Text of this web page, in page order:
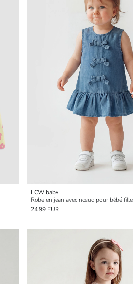
LCW baby
Robe en jean avec nœud pour bébé fille
24.99 EUR